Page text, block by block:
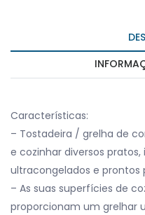
Características:
– Tostadeira / grelha de
e cozinhar diversos
ultracongelados e prontos
– As suas superfícies de
proporcionam um grelhar